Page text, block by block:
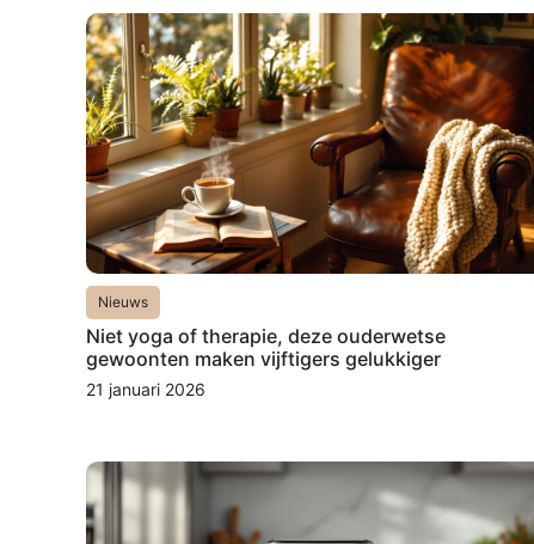
Nieuws
Niet yoga of therapie, deze ouderwetse
gewoonten maken vijftigers gelukkiger
21 januari 2026